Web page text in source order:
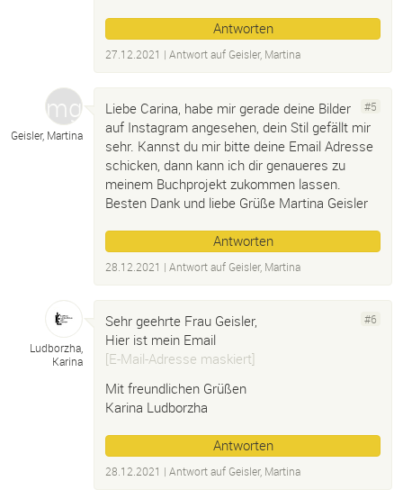
Antworten
27.12.2021 | Antwort auf Geisler, Martina
Geisler, Martina
#5
Liebe Carina, habe mir gerade deine Bilder
auf Instagram angesehen, dein Stil gefällt mir
sehr. Kannst du mir bitte deine Email Adresse
schicken, dann kann ich dir genaueres zu
meinem Buchprojekt zukommen lassen.
Besten Dank und liebe Grüße Martina Geisler
Antworten
28.12.2021 | Antwort auf Geisler, Martina
Ludborzha,
Karina
#6
Sehr geehrte Frau Geisler,
Hier ist mein Email
[E-Mail-Adresse maskiert]
Mit freundlichen Grüßen
Karina Ludborzha
Antworten
28.12.2021 | Antwort auf Geisler, Martina